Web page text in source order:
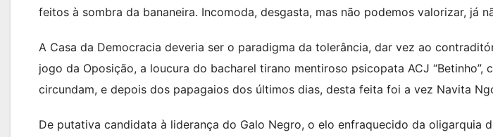
feitos à sombra da bananeira. Incomoda, desgasta, mas não podemos valorizar, já
A Casa da Democracia deveria ser o paradigma da tolerância, dar vez ao
jogo da Oposição, a loucura do bacharel tirano mentiroso psicopata ACJ “Betinho”,
circundam, e depois dos papagaios dos últimos dias, desta feita foi a vez Navita
De putativa candidata à liderança do Galo Negro, o elo enfraquecido da oligarquia